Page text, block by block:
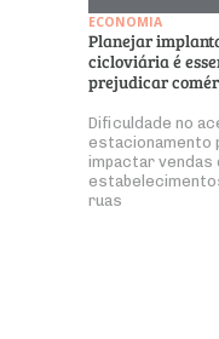
ECONOMIA
Planejar
cicloviária é
prejudicar
Dificuldade no
estacionamento
impactar vendas
ruas